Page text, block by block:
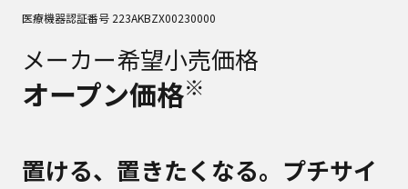
医療機器認証番号 223AKBZX00230000
メーカー希望小売価格
オープン価格※
置ける、置きたくなる。プチサイ